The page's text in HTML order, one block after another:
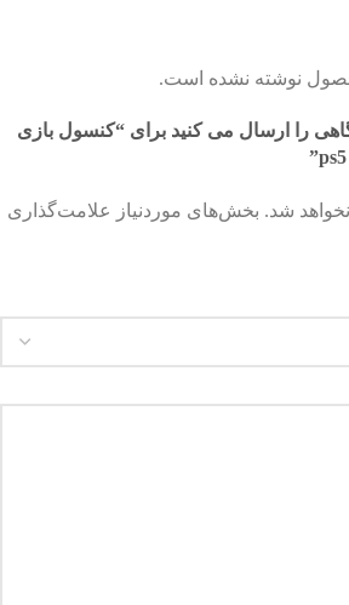
نوشته نشده است.
را ارسال می کنید برای “کنسول بازی
شد. بخش‌های موردنیاز علامت‌گذاری